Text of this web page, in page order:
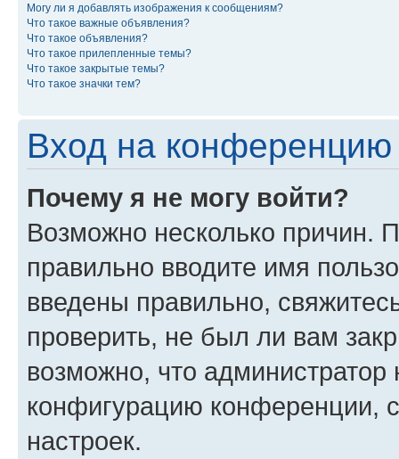
Могу ли я добавлять изображения к сообщениям?
Что такое важные объявления?
Что такое объявления?
Что такое прилепленные темы?
Что такое закрытые темы?
Что такое значки тем?
Вход на конференцию
Почему я не могу войти?
Возможно несколько причин.
правильно вводите имя
введены правильно,
проверить, не был ли вам
возможно, что администратор
конфигурацию конференции,
настроек.